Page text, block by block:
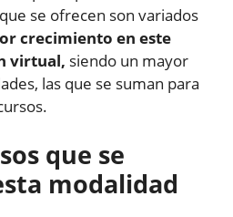
se ofrecen son variados
crecimiento en este
virtual, siendo un mayor
las que se suman para
que se
modalidad